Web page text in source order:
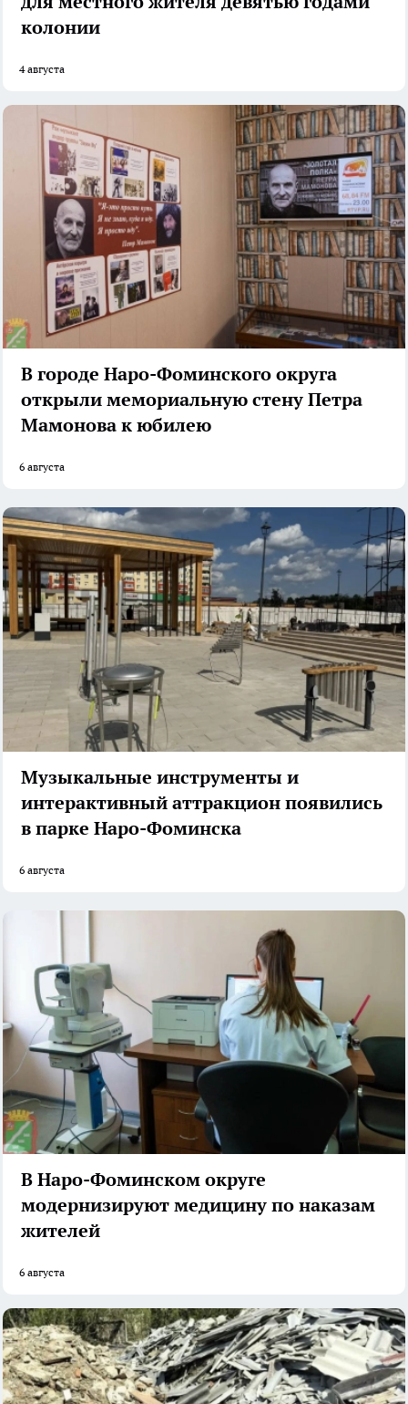
колонии
4 августа
В городе Наро-Фоминского округа
открыли мемориальную стену Петра
Мамонова к юбилею
6 августа
Музыкальные инструменты и
интерактивный аттракцион появились
в парке Наро-Фоминска
6 августа
В Наро-Фоминском округе
модернизируют медицину по наказам
жителей
6 августа